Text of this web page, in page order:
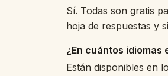
Sí. Todas son gratis
hoja de respuestas y
¿En cuántos idiomas
Están disponibles en